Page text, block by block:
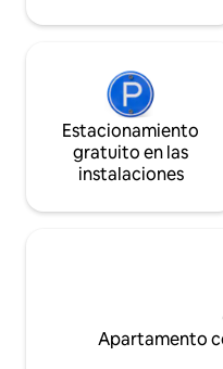
Estacionamiento
gratuito en las
instalaciones
Apartamento